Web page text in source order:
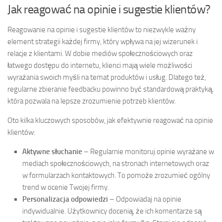
Jak reagować na opinie i sugestie klientów?
Reagowanie na opinie i sugestie klientów to niezwykle ważny
element strategii każdej firmy, który wpływa na jej wizerunek i
relacje z klientami. W dobie mediów społecznościowych oraz
łatwego dostępu do internetu, klienci mają wiele możliwości
wyrażania swoich myśli na temat produktów i usług. Dlatego też,
regularne zbieranie feedbacku powinno być standardową praktyką,
która pozwala na lepsze zrozumienie potrzeb klientów.
Oto kilka kluczowych sposobów, jak efektywnie reagować na opinie
klientów:
Aktywne słuchanie – Regularnie monitoruj opinie wyrażane w
mediach społecznościowych, na stronach internetowych oraz
w formularzach kontaktowych. To pomoże zrozumieć ogólny
trend w ocenie Twojej firmy.
Personalizacja odpowiedzi – Odpowiadaj na opinie
indywidualnie. Użytkownicy docenią, że ich komentarze są